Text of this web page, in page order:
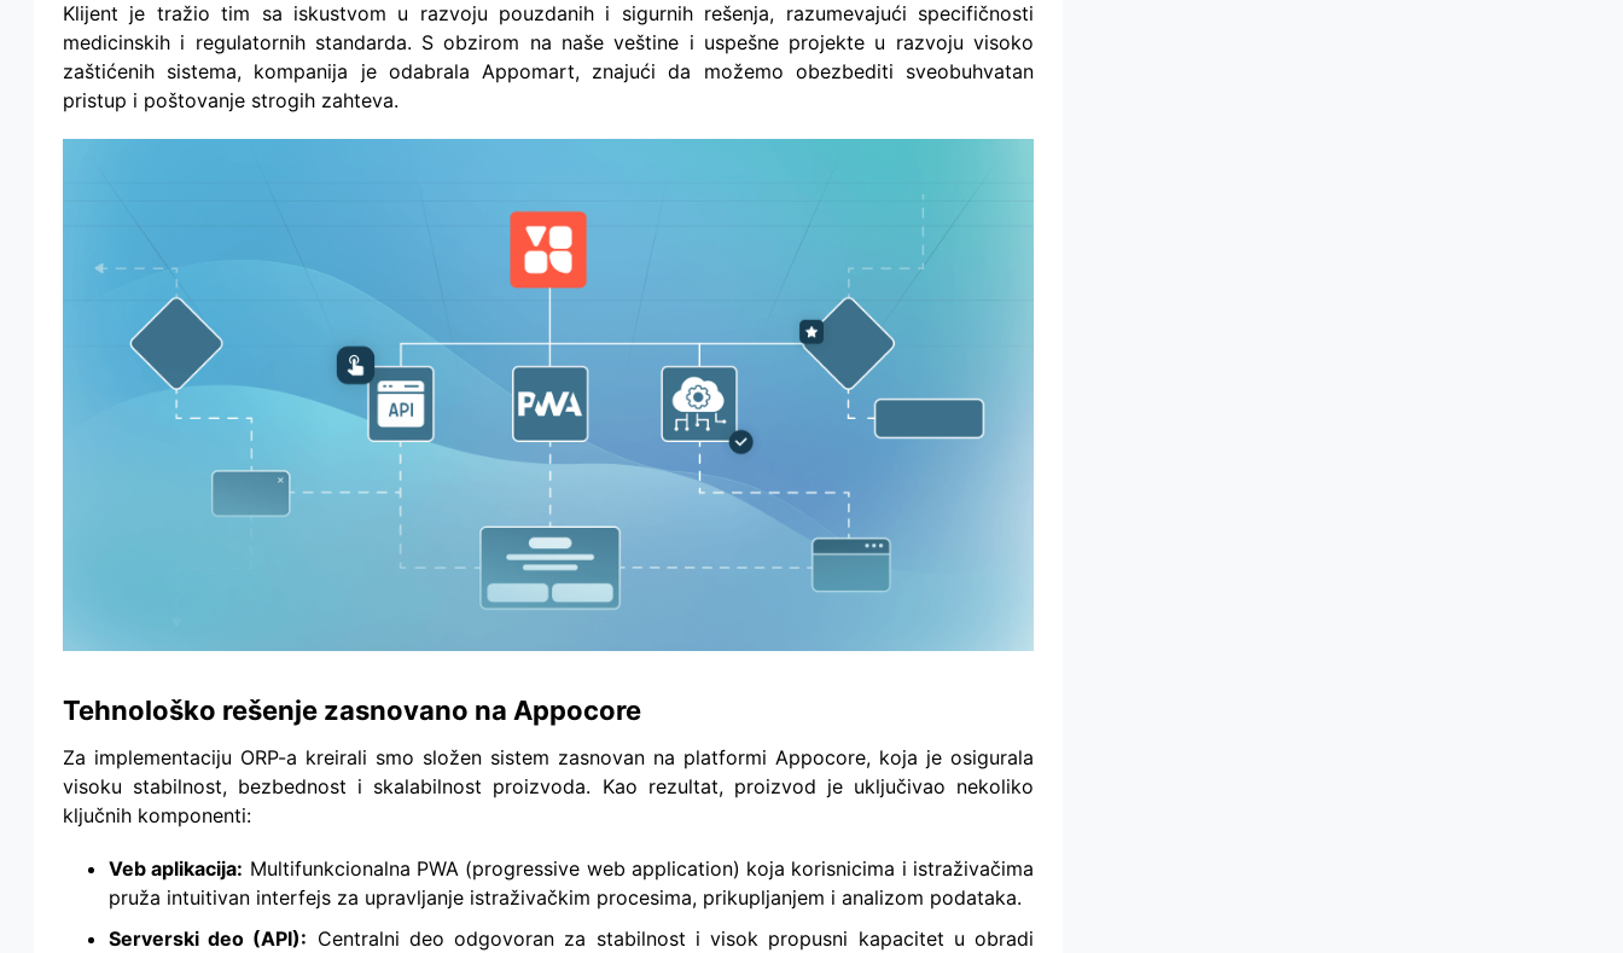
Klijent je tražio tim sa iskustvom u razvoju pouzdanih i sigurnih rešenja, razumevajući specifičnosti
medicinskih i regulatornih standarda. S obzirom na naše veštine i uspešne projekte u razvoju visoko
zaštićenih sistema, kompanija je odabrala Appomart, znajući da možemo obezbediti sveobuhvatan
pristup i poštovanje strogih zahteva.
Tehnološko rešenje zasnovano na Appocore
Za implementaciju ORP-a kreirali smo složen sistem zasnovan na platformi Appocore, koja je osigurala
visoku stabilnost, bezbednost i skalabilnost proizvoda. Kao rezultat, proizvod je uključivao nekoliko
ključnih komponenti:
Veb aplikacija: Multifunkcionalna PWA (progressive web application) koja korisnicima i istraživačima
pruža intuitivan interfejs za upravljanje istraživačkim procesima, prikupljanjem i analizom podataka.
Serverski deo (API): Centralni deo odgovoran za stabilnost i visok propusni kapacitet u obradi